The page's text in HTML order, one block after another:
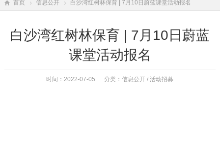
首页 信息公开 白沙湾红树林保育 | 7月10日蔚蓝课堂活动报名
白沙湾红树林保育 | 7月10日蔚蓝
课堂活动报名
时间：2022-07-05 分类：信息公开 /活动招募